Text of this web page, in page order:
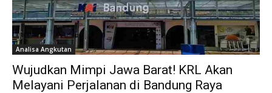
Analisa Angkutan
Wujudkan Mimpi Jawa Barat! KRL Akan
Melayani Perjalanan di Bandung Raya